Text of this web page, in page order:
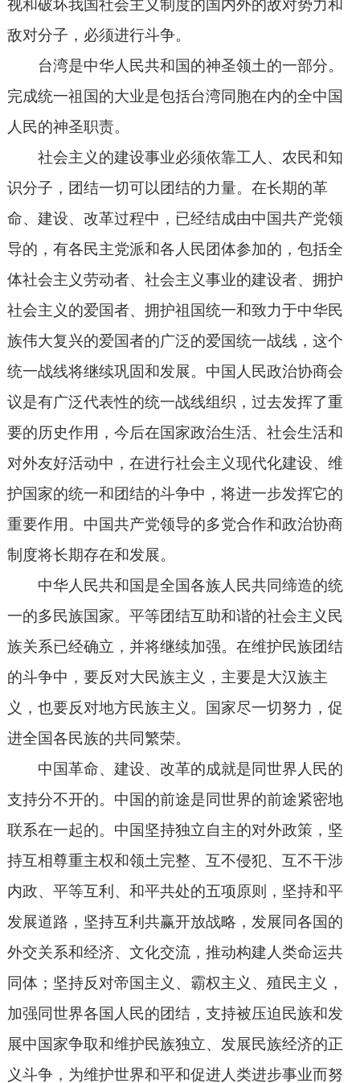
视和破坏我国社会主义制度的国内外的敌对势力和
敌对分子，必须进行斗争。
台湾是中华人民共和国的神圣领土的一部分。
完成统一祖国的大业是包括台湾同胞在内的全中国
人民的神圣职责。
社会主义的建设事业必须依靠工人、农民和知
识分子，团结一切可以团结的力量。在长期的革
命、建设、改革过程中，已经结成由中国共产党领
导的，有各民主党派和各人民团体参加的，包括全
体社会主义劳动者、社会主义事业的建设者、拥护
社会主义的爱国者、拥护祖国统一和致力于中华民
族伟大复兴的爱国者的广泛的爱国统一战线，这个
统一战线将继续巩固和发展。中国人民政治协商会
议是有广泛代表性的统一战线组织，过去发挥了重
要的历史作用，今后在国家政治生活、社会生活和
对外友好活动中，在进行社会主义现代化建设、维
护国家的统一和团结的斗争中，将进一步发挥它的
重要作用。中国共产党领导的多党合作和政治协商
制度将长期存在和发展。
中华人民共和国是全国各族人民共同缔造的统
一的多民族国家。平等团结互助和谐的社会主义民
族关系已经确立，并将继续加强。在维护民族团结
的斗争中，要反对大民族主义，主要是大汉族主
义，也要反对地方民族主义。国家尽一切努力，促
进全国各民族的共同繁荣。
中国革命、建设、改革的成就是同世界人民的
支持分不开的。中国的前途是同世界的前途紧密地
联系在一起的。中国坚持独立自主的对外政策，坚
持互相尊重主权和领土完整、互不侵犯、互不干涉
内政、平等互利、和平共处的五项原则，坚持和平
发展道路，坚持互利共赢开放战略，发展同各国的
外交关系和经济、文化交流，推动构建人类命运共
同体；坚持反对帝国主义、霸权主义、殖民主义，
加强同世界各国人民的团结，支持被压迫民族和发
展中国家争取和维护民族独立、发展民族经济的正
义斗争，为维护世界和平和促进人类进步事业而努